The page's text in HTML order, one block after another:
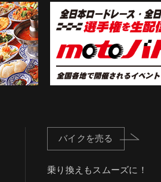
バイクを売る
乗り換えもスムーズに！